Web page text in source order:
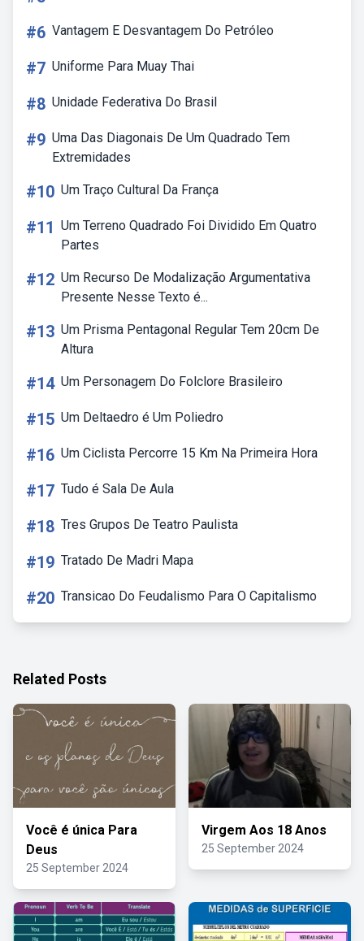
#6 Vantagem E Desvantagem Do Petróleo
#7 Uniforme Para Muay Thai
#8 Unidade Federativa Do Brasil
#9 Uma Das Diagonais De Um Quadrado Tem
Extremidades
#10 Um Traço Cultural Da França
#11 Um Terreno Quadrado Foi Dividido Em Quatro
Partes
#12 Um Recurso De Modalização Argumentativa
Presente Nesse Texto é...
#13 Um Prisma Pentagonal Regular Tem 20cm De
Altura
#14 Um Personagem Do Folclore Brasileiro
#15 Um Deltaedro é Um Poliedro
#16 Um Ciclista Percorre 15 Km Na Primeira Hora
#17 Tudo é Sala De Aula
#18 Tres Grupos De Teatro Paulista
#19 Tratado De Madri Mapa
#20 Transicao Do Feudalismo Para O Capitalismo
Related Posts
Você é única Para
Deus
25 September 2024
Virgem Aos 18 Anos
25 September 2024